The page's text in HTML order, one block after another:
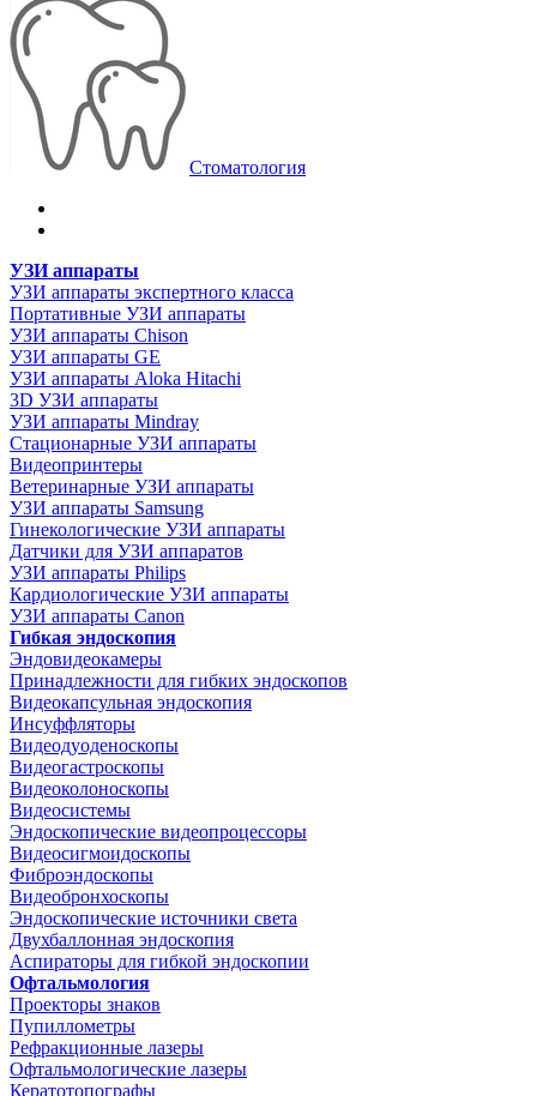
Стоматология
УЗИ аппараты
УЗИ аппараты экспертного класса
Портативные УЗИ аппараты
УЗИ аппараты Chison
УЗИ аппараты GE
УЗИ аппараты Aloka Hitachi
3D УЗИ аппараты
УЗИ аппараты Mindray
Стационарные УЗИ аппараты
Видеопринтеры
Ветеринарные УЗИ аппараты
УЗИ аппараты Samsung
Гинекологические УЗИ аппараты
Датчики для УЗИ аппаратов
УЗИ аппараты Philips
Кардиологические УЗИ аппараты
УЗИ аппараты Canon
Гибкая эндоскопия
Эндовидеокамеры
Принадлежности для гибких эндоскопов
Видеокапсульная эндоскопия
Инсуффляторы
Видеодуоденоскопы
Видеогастроскопы
Видеоколоноскопы
Видеосистемы
Эндоскопические видеопроцессоры
Видеосигмоидоскопы
Фиброэндоскопы
Видеобронхоскопы
Эндоскопические источники света
Двухбаллонная эндоскопия
Аспираторы для гибкой эндоскопии
Офтальмология
Проекторы знаков
Пупиллометры
Рефракционные лазеры
Офтальмологические лазеры
Кератотопографы